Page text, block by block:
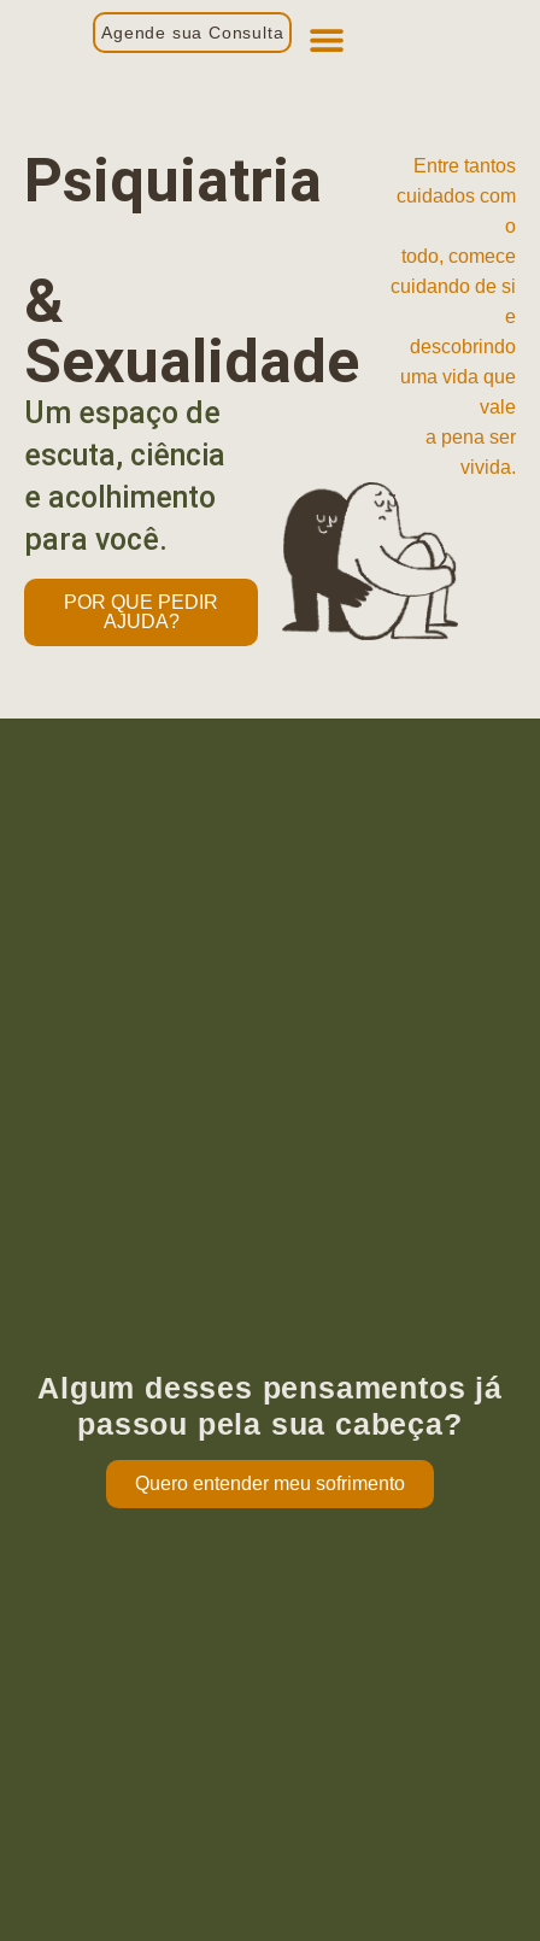
Agende sua Consulta
Psiquiatria
&
Sexualidade
Um espaço de
escuta, ciência
e acolhimento
para você.
POR QUE PEDIR
AJUDA?
Entre tantos
cuidados com
o
todo, comece
cuidando de si
e
descobrindo
uma vida que
vale
a pena ser
vivida.
Algum desses pensamentos já
passou pela sua cabeça?
Quero entender meu sofrimento